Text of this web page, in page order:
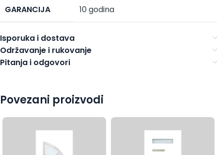
GARANCIJA 10 godina
Isporuka i dostava
Održavanje i rukovanje
Pitanja i odgovori
Povezani proizvodi